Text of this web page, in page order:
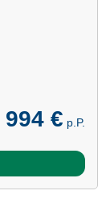
994 € p.P.